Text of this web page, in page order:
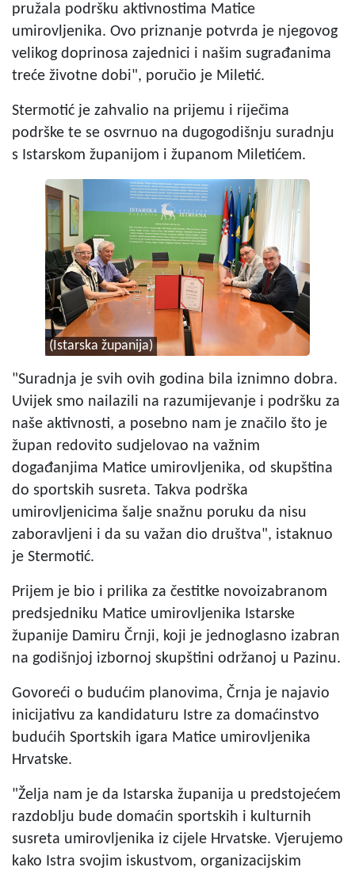
pružala podršku aktivnostima Matice
umirovljenika. Ovo priznanje potvrda je njegovog
velikog doprinosa zajednici i našim sugrađanima
treće životne dobi", poručio je Miletić.
Stermotić je zahvalio na prijemu i riječima
podrške te se osvrnuo na dugogodišnju suradnju
s Istarskom županijom i županom Miletićem.
(Istarska županija)
"Suradnja je svih ovih godina bila iznimno dobra.
Uvijek smo nailazili na razumijevanje i podršku za
naše aktivnosti, a posebno nam je značilo što je
župan redovito sudjelovao na važnim
događanjima Matice umirovljenika, od skupština
do sportskih susreta. Takva podrška
umirovljenicima šalje snažnu poruku da nisu
zaboravljeni i da su važan dio društva", istaknuo
je Stermotić.
Prijem je bio i prilika za čestitke novoizabranom
predsjedniku Matice umirovljenika Istarske
županije Damiru Črnji, koji je jednoglasno izabran
na godišnjoj izbornoj skupštini održanoj u Pazinu.
Govoreći o budućim planovima, Črnja je najavio
inicijativu za kandidaturu Istre za domaćinstvo
budućih Sportskih igara Matice umirovljenika
Hrvatske.
"Želja nam je da Istarska županija u predstojećem
razdoblju bude domaćin sportskih i kulturnih
susreta umirovljenika iz cijele Hrvatske. Vjerujemo
kako Istra svojim iskustvom, organizacijskim